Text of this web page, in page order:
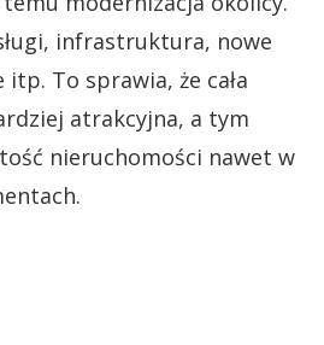
infrastruktura, nowe
To sprawia, że cała
atrakcyjna, a tym
nieruchomości nawet w